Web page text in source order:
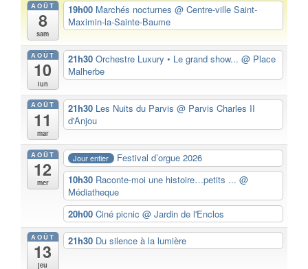
AOÛT
8
sam
19h00 Marchés nocturnes @ Centre-ville Saint-
Maximin-la-Sainte-Baume
AOÛT
10
lun
21h30 Orchestre Luxury • Le grand show... @ Place
Malherbe
AOÛT
11
mar
21h30 Les Nuits du Parvis @ Parvis Charles II
d'Anjou
AOÛT
12
mer
Jour entier
Festival d’orgue 2026
10h30 Raconte-moi une histoire…petits ... @
Médiatheque
20h00 Ciné picnic @ Jardin de l'Enclos
AOÛT
13
jeu
21h30 Du silence à la lumière